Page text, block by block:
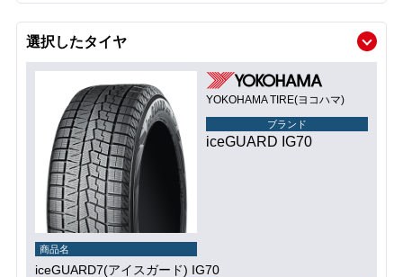
選択したタイヤ
YOKOHAMA TIRE(ヨコハマ)
ブランド
iceGUARD IG70
商品名
iceGUARD7(アイスガード) IG70